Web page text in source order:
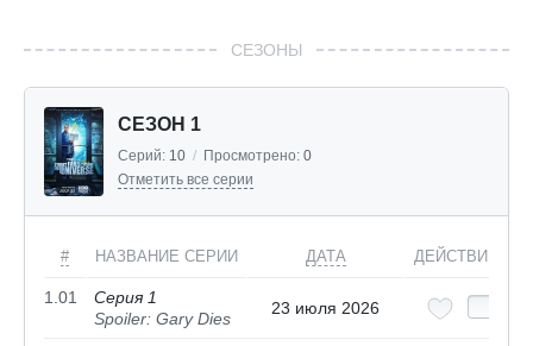
СЕЗОНЫ
СЕЗОН 1
Серий: 10 / Просмотрено: 0
Отметить все серии
# НАЗВАНИЕ СЕРИИ ДАТА ДЕЙСТВИЯ
1.01
Серия 1
Spoiler: Gary Dies
23 июля 2026